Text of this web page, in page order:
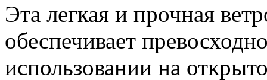
Эта легкая и прочная
обеспечивает
использовании на